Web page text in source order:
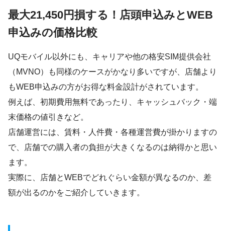
最大21,450円損する！店頭申込みとWEB
申込みの価格比較
UQモバイル以外にも、キャリアや他の格安SIM提供会社
（MVNO）も同様のケースがかなり多いですが、店舗より
もWEB申込みの方がお得な料金設計がされています。
例えば、初期費用無料であったり、キャッシュバック・端
末価格の値引きなど。
店舗運営には、賃料・人件費・各種運営費が掛かりますの
で、店舗での購入者の負担が大きくなるのは納得かと思い
ます。
実際に、店舗とWEBでどれぐらい金額が異なるのか、差
額が出るのかをご紹介していきます。